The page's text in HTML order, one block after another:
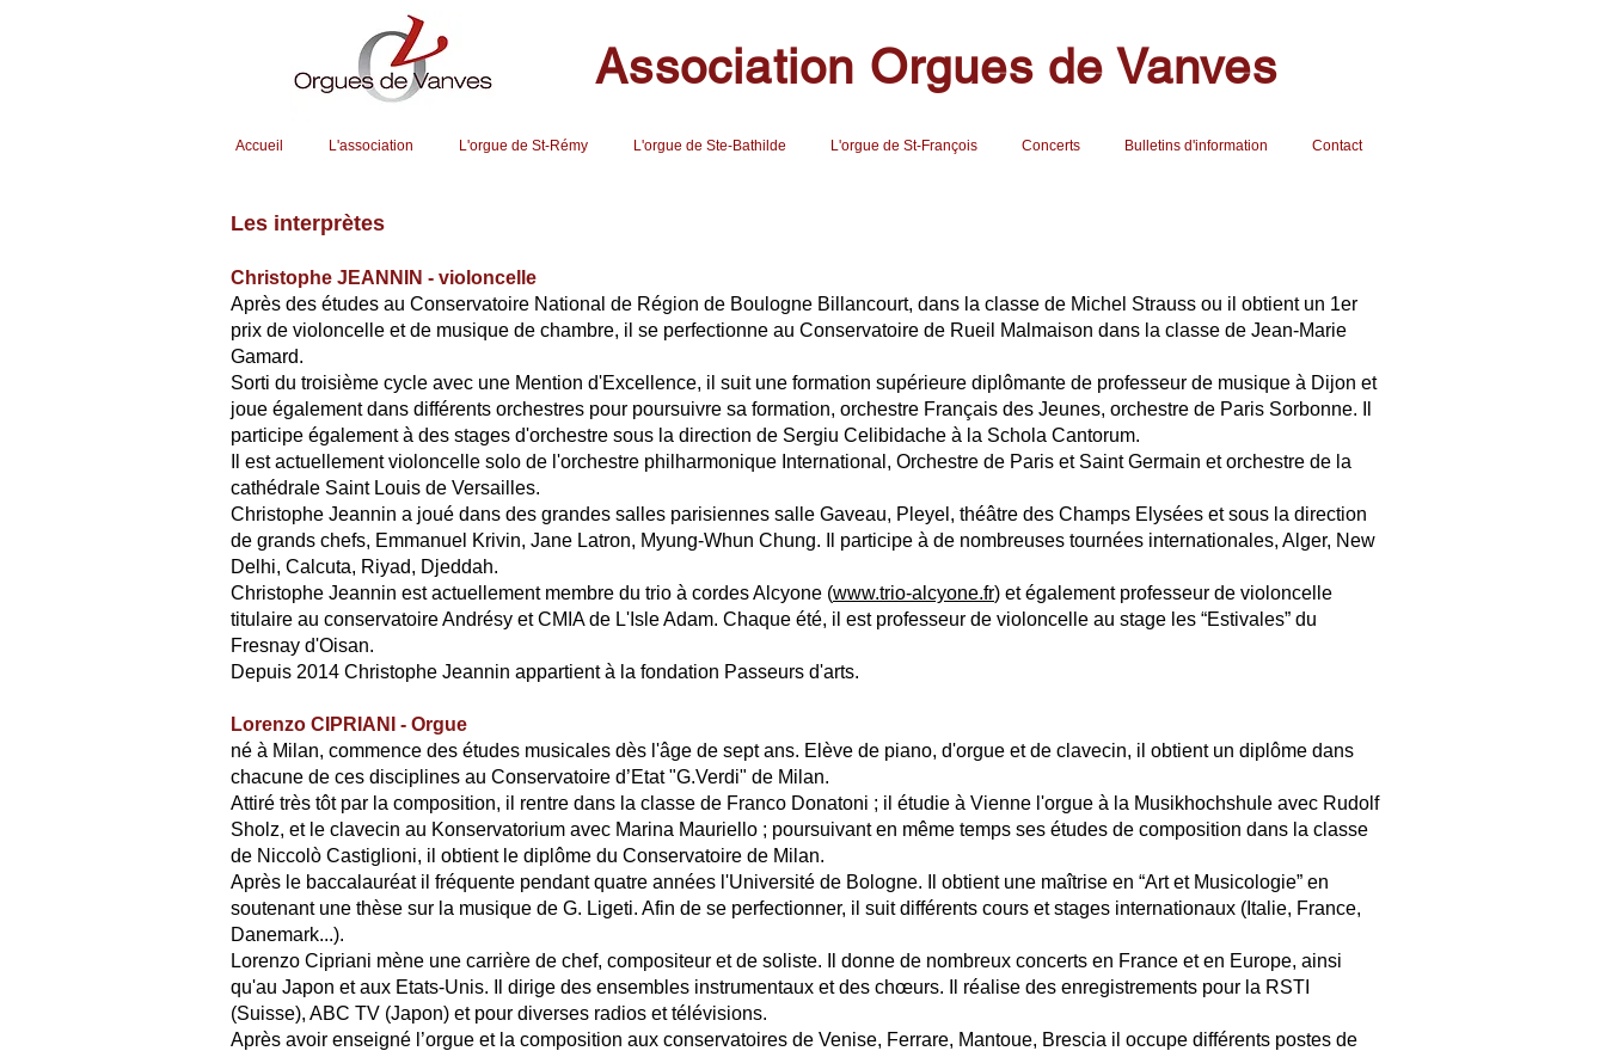
Accueil L'association L'orgue de St-Rémy L'orgue de Ste-Bathilde L'orgue de St-François Concerts Bulletins d'information Contact
Association Orgues de Vanves
Les interprètes
Christophe JEANNIN - violoncelle
Après des études au Conservatoire National de Région de Boulogne Billancourt, dans la classe de Michel Strauss ou il obtient un 1er
prix de violoncelle et de musique de chambre, il se perfectionne au Conservatoire de Rueil Malmaison dans la classe de Jean-Marie
Gamard.
Sorti du troisième cycle avec une Mention d'Excellence, il suit une formation supérieure diplômante de professeur de musique à Dijon et
joue également dans différents orchestres pour poursuivre sa formation, orchestre Français des Jeunes, orchestre de Paris Sorbonne. Il
participe également à des stages d'orchestre sous la direction de Sergiu Celibidache à la Schola Cantorum.
Il est actuellement violoncelle solo de l'orchestre philharmonique International, Orchestre de Paris et Saint Germain et orchestre de la
cathédrale Saint Louis de Versailles.
Christophe Jeannin a joué dans des grandes salles parisiennes salle Gaveau, Pleyel, théâtre des Champs Elysées et sous la direction
de grands chefs, Emmanuel Krivin, Jane Latron, Myung-Whun Chung. Il participe à de nombreuses tournées internationales, Alger, New
Delhi, Calcuta, Riyad, Djeddah.
Christophe Jeannin est actuellement membre du trio à cordes Alcyone (www.trio-alcyone.fr) et également professeur de violoncelle
titulaire au conservatoire Andrésy et CMIA de L'Isle Adam. Chaque été, il est professeur de violoncelle au stage les “Estivales” du
Fresnay d'Oisan.
Depuis 2014 Christophe Jeannin appartient à la fondation Passeurs d'arts.
Lorenzo CIPRIANI - Orgue
né à Milan, commence des études musicales dès l'âge de sept ans. Elève de piano, d'orgue et de clavecin, il obtient un diplôme dans
chacune de ces disciplines au Conservatoire d’Etat "G.Verdi" de Milan.
Attiré très tôt par la composition, il rentre dans la classe de Franco Donatoni ; il étudie à Vienne l'orgue à la Musikhochshule avec Rudolf
Sholz, et le clavecin au Konservatorium avec Marina Mauriello ; poursuivant en même temps ses études de composition dans la classe
de Niccolò Castiglioni, il obtient le diplôme du Conservatoire de Milan.
Après le baccalauréat il fréquente pendant quatre années l'Université de Bologne. Il obtient une maîtrise en “Art et Musicologie” en
soutenant une thèse sur la musique de G. Ligeti. Afin de se perfectionner, il suit différents cours et stages internationaux (Italie, France,
Danemark...).
Lorenzo Cipriani mène une carrière de chef, compositeur et de soliste. Il donne de nombreux concerts en France et en Europe, ainsi
qu'au Japon et aux Etats-Unis. Il dirige des ensembles instrumentaux et des chœurs. Il réalise des enregistrements pour la RSTI
(Suisse), ABC TV (Japon) et pour diverses radios et télévisions.
Après avoir enseigné l’orgue et la composition aux conservatoires de Venise, Ferrare, Mantoue, Brescia il occupe différents postes de